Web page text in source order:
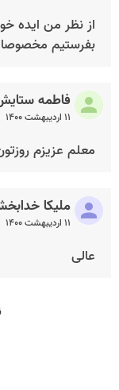
از نظر من ایده
بفرستیم
فاطمه
۱۱ اردیبهشت ۱۴۰۰
معلم عزیزم
ملیکا
۱۱ اردیبهشت ۱۴۰۰
عالی